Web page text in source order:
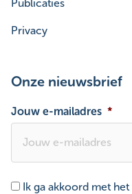
Publicaties
Privacy
Onze nieuwsbrief
Jouw e-mailadres *
Toestemming *
Ik ga akkoord met het